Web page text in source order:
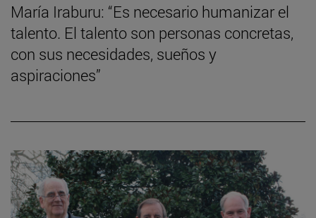
María Iraburu: “Es necesario humanizar el
talento. El talento son personas concretas,
con sus necesidades, sueños y
aspiraciones”